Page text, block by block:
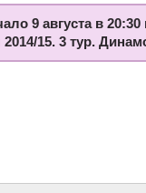
9 августа в 20:30
15. 3 тур.